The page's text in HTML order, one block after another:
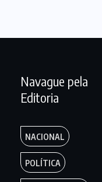
Navague pela
Editoria
NACIONAL
POLÍTICA